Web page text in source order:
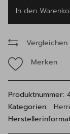
In den
Vergleichen
Merken
Produktnummer:
Kategorien: